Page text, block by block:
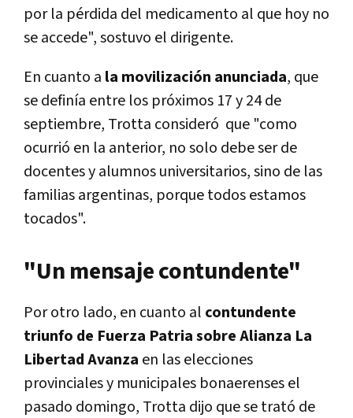
por la pérdida del medicamento al que hoy no
se accede", sostuvo el dirigente.
En cuanto a la movilización anunciada, que
se definía entre los próximos 17 y 24 de
septiembre, Trotta consideró que "como
ocurrió en la anterior, no solo debe ser de
docentes y alumnos universitarios, sino de las
familias argentinas, porque todos estamos
tocados".
"Un mensaje contundente"
Por otro lado, en cuanto al contundente
triunfo de Fuerza Patria sobre Alianza La
Libertad Avanza en las elecciones
provinciales y municipales bonaerenses el
pasado domingo, Trotta dijo que se trató de